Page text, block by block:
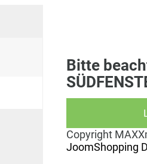
Bitte
Copyright
JoomShopping